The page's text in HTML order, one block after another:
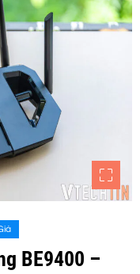
BE9400 –